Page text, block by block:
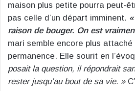
maison plus petite pourra peut-
pas celle d’un départ imminent.
raison de bouger. On est
mari semble encore plus
permanence. Elle sourit en
posait la question, il répondrait
rester jusqu’au bout de sa vie. »